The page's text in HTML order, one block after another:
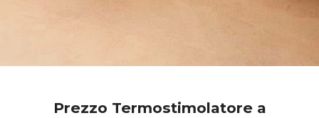
Prezzo Termostimolatore a